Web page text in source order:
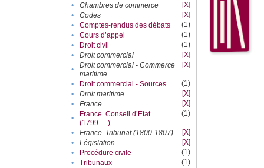
•
Chambres de commerce
[X]
•
Codes
[X]
•
Comptes-rendus des débats
(1)
•
Cours d’appel
(1)
•
Droit civil
(1)
•
Droit commercial
[X]
•
Droit commercial - Commerce
maritime
[X]
• Droit commercial - Sources
(1)
•
Droit maritime
[X]
•
France
[X]
•
France. Conseil d’Etat
(1799-....)
(1)
• France. Tribunat (1800-1807)
[X]
•
Législation
[X]
•
Procédure civile
(1)
•
Tribunaux
(1)